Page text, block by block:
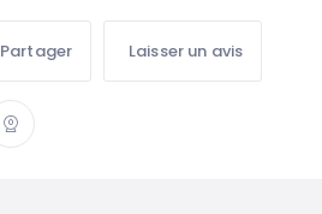
Partager Laisser un avis